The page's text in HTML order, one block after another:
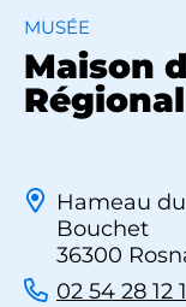
MUSÉE
Maison
Hameau du
Bouchet
36300
02 54 28 12